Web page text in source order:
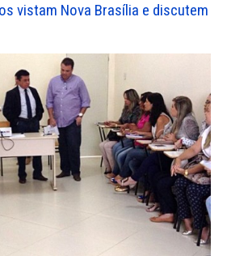
vistam Nova Brasília e discutem